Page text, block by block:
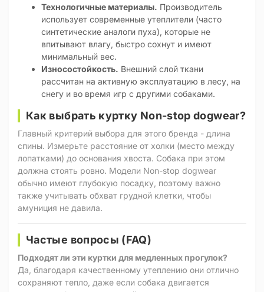
Технологичные материалы. Производитель
использует современные утеплители (часто
синтетические аналоги пуха), которые не
впитывают влагу, быстро сохнут и имеют
минимальный вес.
Износостойкость. Внешний слой ткани
рассчитан на активную эксплуатацию в лесу, на
снегу и во время игр с другими собаками.
Как выбрать куртку Non-stop dogwear?
Главный критерий выбора для этого бренда - длина
спины. Измерьте расстояние от холки (место между
лопатками) до основания хвоста. Собака при этом
должна стоять ровно. Модели Non-stop dogwear
обычно имеют глубокую посадку, поэтому важно
также учитывать обхват грудной клетки, чтобы
амуниция не давила.
Частые вопросы (FAQ)
Подходят ли эти куртки для медленных прогулок?
Да, благодаря качественному утеплению они отлично
сохраняют тепло, даже если собака двигается